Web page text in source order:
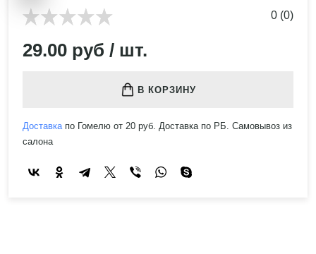
0 (0)
29.00 руб / шт.
В КОРЗИНУ
Доставкапо Гомелю от 20 руб. Доставка по РБ. Самовывоз из
салона